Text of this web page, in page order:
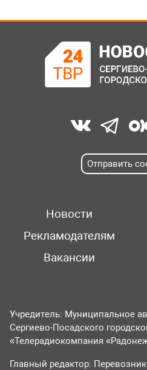
Отправить
Новости
Рекламодателям
Вакансии
Учредитель: Муниципальное
Сергиево-Посадского
«Телерадиокомпания
Главный редактор: